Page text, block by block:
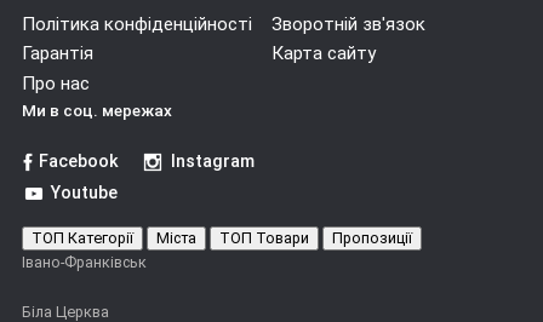
Політика конфіденційності
Зворотній зв'язок
Гарантія
Карта сайту
Про нас
Ми в соц. мережах
Facebook
Instagram
Youtube
ТОП Категорії Міста ТОП Товари
Пропозиції
Івано-Франківськ
Біла Церква